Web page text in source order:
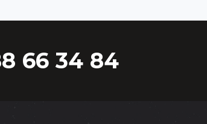
66 34 84